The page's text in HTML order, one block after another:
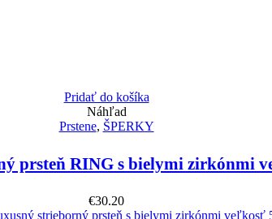
Pridať do košíka
Náhľad
Prstene, ŠPERKY
prsteň RING s bielymi zirkónmi
€30.20